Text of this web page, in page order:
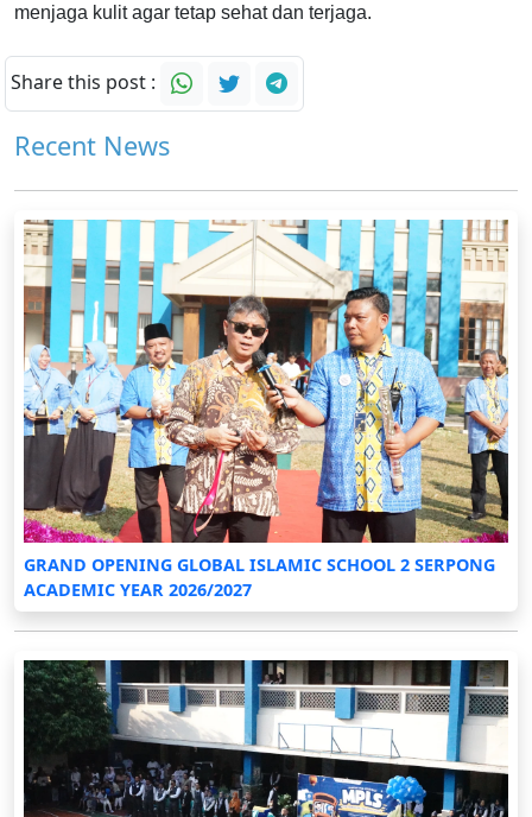
menjaga kulit agar tetap sehat dan terjaga.
Share this post :
Recent News
GRAND OPENING GLOBAL ISLAMIC SCHOOL 2 SERPONG
ACADEMIC YEAR 2026/2027